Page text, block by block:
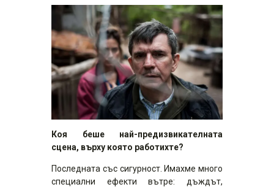
Коя беше най-предизвикателната
сцена, върху която работихте?
Последната със сигурност. Имахме много
специални ефекти вътре: дъждът,